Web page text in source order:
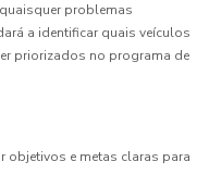
problemas
a identificar quais veículos
priorizados no programa de
objetivos e metas claras para